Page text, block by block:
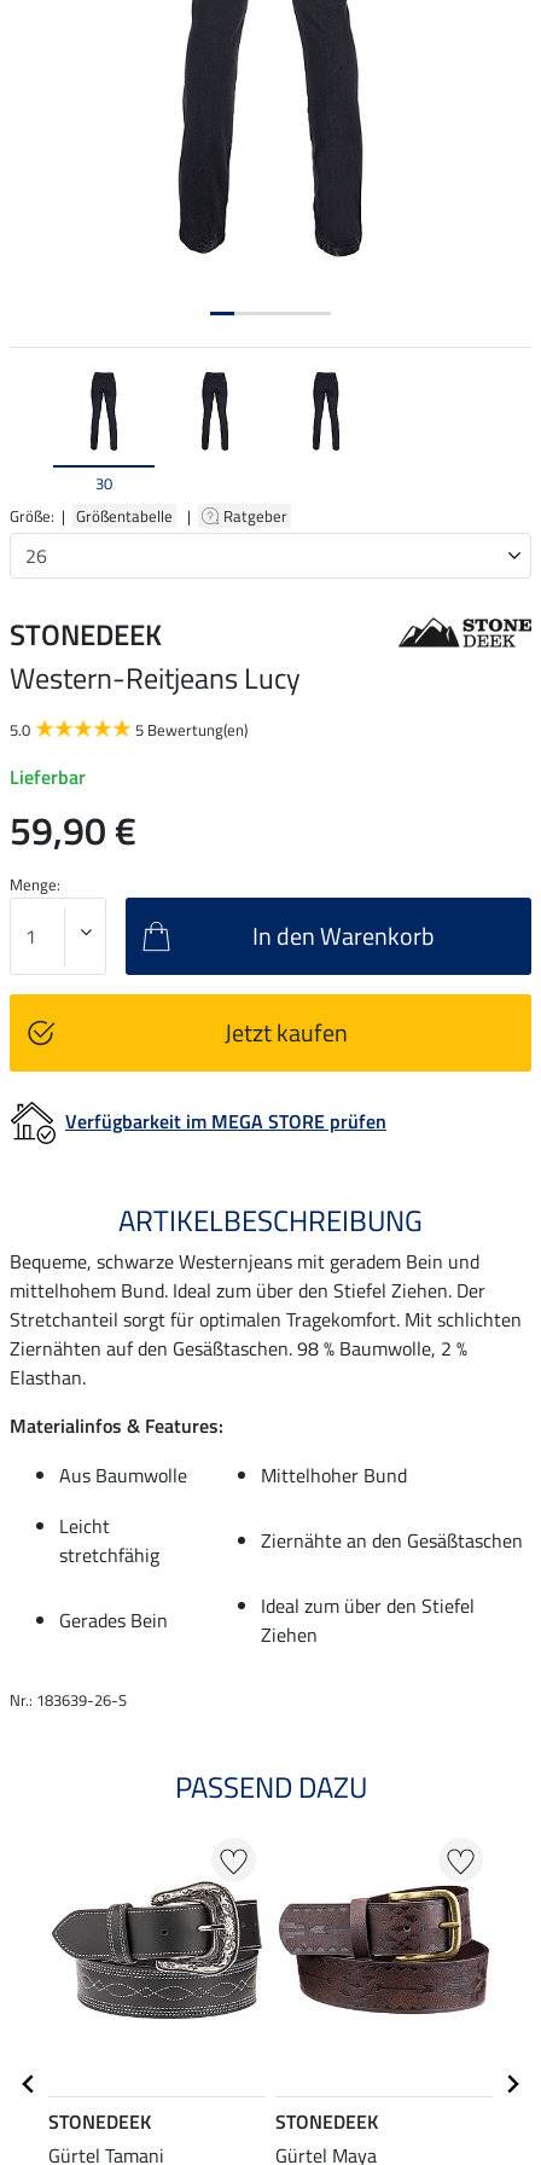
30
Größe: | Größentabelle | Ratgeber
STONEDEEK
Western-Reitjeans Lucy
5.0 5 Bewertung(en)
Lieferbar
59,90 €
Menge:
In den Warenkorb
Jetzt kaufen
Verfügbarkeit im MEGA STORE prüfen
ARTIKELBESCHREIBUNG
Bequeme, schwarze Westernjeans mit geradem Bein und
mittelhohem Bund. Ideal zum über den Stiefel Ziehen. Der
Stretchanteil sorgt für optimalen Tragekomfort. Mit schlichten
Ziernähten auf den Gesäßtaschen. 98 % Baumwolle, 2 %
Elasthan.
Materialinfos & Features:
Aus Baumwolle
Mittelhoher Bund
Leicht
stretchfähig
Ziernähte an den Gesäßtaschen
Gerades Bein
Ideal zum über den Stiefel
Ziehen
Nr.: 183639-26-S
PASSEND DAZU
STONEDEEK
Gürtel Tamani
STONEDEEK
Gürtel Maya